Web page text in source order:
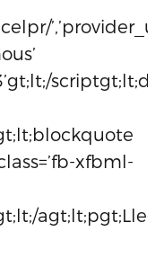
scriptgt;lt;div
xfbml-